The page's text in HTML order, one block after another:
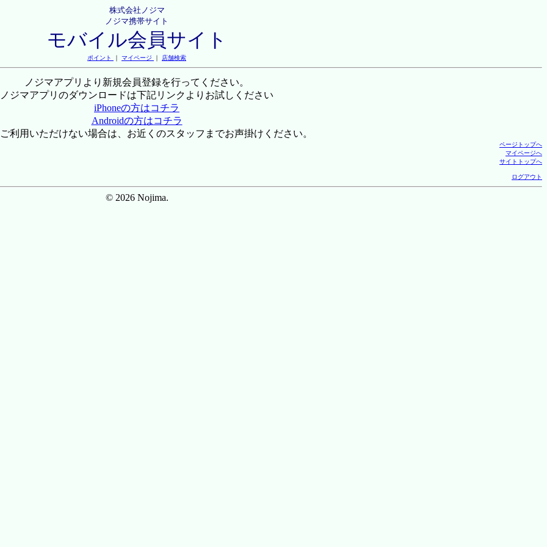
株式会社ノジマ
ノジマ携帯サイト
モバイル会員サイト
ポイント ｜ マイページ ｜ 店舗検索
ノジマアプリより新規会員登録を行ってください。
ノジマアプリのダウンロードは下記リンクよりお試しください
iPhoneの方はコチラ
Androidの方はコチラ
利用いただけない場合は、お近くのスタッフまでお声掛けください。
ページトップへ
マイページへ
サイトトップへ
ログアウト
© 2026 Nojima.